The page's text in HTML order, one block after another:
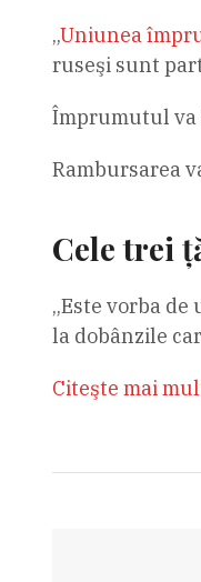
„Uniunea
ruseşi sunt
Împrumutul va
Rambursarea
Cele trei
„Este vorba
la dobânzile
Citeşte mai